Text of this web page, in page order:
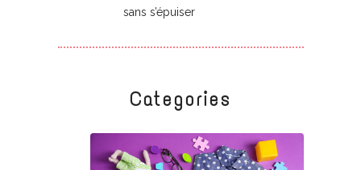
sans s’épuiser
Categories